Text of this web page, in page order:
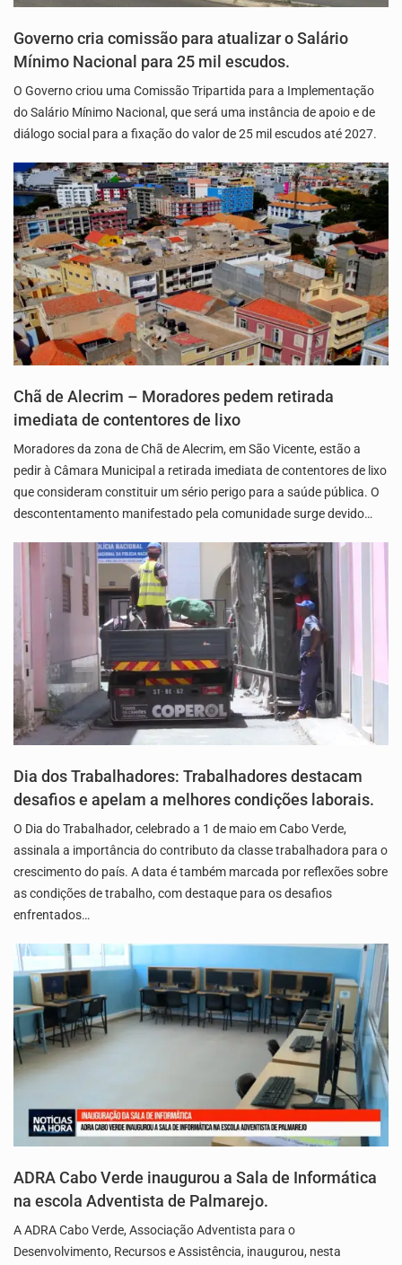
Governo cria comissão para atualizar o Salário
Mínimo Nacional para 25 mil escudos.
O Governo criou uma Comissão Tripartida para a Implementação
do Salário Mínimo Nacional, que será uma instância de apoio e de
diálogo social para a fixação do valor de 25 mil escudos até 2027.
Chã de Alecrim – Moradores pedem retirada
imediata de contentores de lixo
Moradores da zona de Chã de Alecrim, em São Vicente, estão a
pedir à Câmara Municipal a retirada imediata de contentores de lixo
que consideram constituir um sério perigo para a saúde pública. O
descontentamento manifestado pela comunidade surge devido…
Dia dos Trabalhadores: Trabalhadores destacam
desafios e apelam a melhores condições laborais.
O Dia do Trabalhador, celebrado a 1 de maio em Cabo Verde,
assinala a importância do contributo da classe trabalhadora para o
crescimento do país. A data é também marcada por reflexões sobre
as condições de trabalho, com destaque para os desafios
enfrentados…
ADRA Cabo Verde inaugurou a Sala de Informática
na escola Adventista de Palmarejo.
A ADRA Cabo Verde, Associação Adventista para o
Desenvolvimento, Recursos e Assistência, inaugurou, nesta